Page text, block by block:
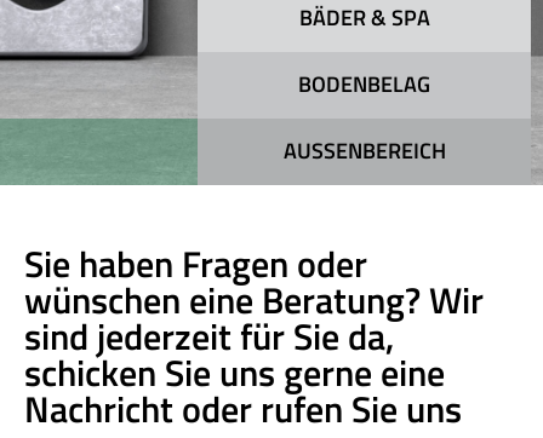
BÄDER & SPA
BODENBELAG
AUSSENBEREICH
Sie haben Fragen oder
wünschen eine Beratung? Wir
sind jederzeit für Sie da,
schicken Sie uns gerne eine
Nachricht oder rufen Sie uns